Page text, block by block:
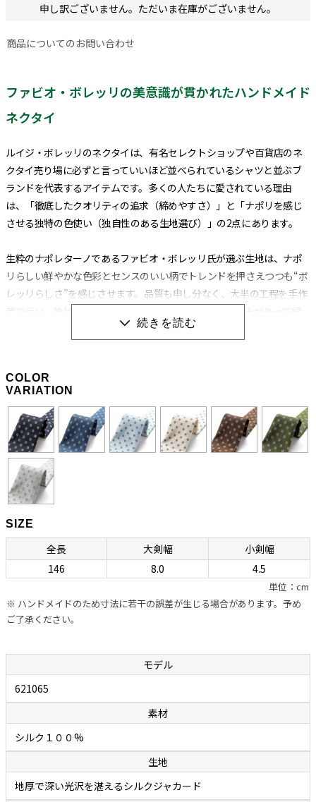
申し訳ございません。ただいま在庫がございません。
商品についてのお問い合わせ
ファビオ・ボレッリの美意識が貫かれたハンドメイド
ネクタイ
ルイジ・ボレッリのネクタイは、有名セレクトショップや百貨店のネ
クタイ売り場に必ずと言っていいほど並べられているシャツと並ぶブ
ランドを代表するアイテムです。多くの人たちに愛されている理由
は、「徹底したクオリティの追求（締めやすさ）」と「ナポリを感じ
させる独特の色使い（独自性のある生地選び）」の2点にあります。
生粋のナポレターノであるファビオ・ボレッリ氏が選ぶ生地は、ナポ
リらしい鮮やかな色彩とセンスのいい柄でトレンドを押さえつつも“ボ
レッリらしさ”を感じさせます。品質も申し分なく、大半の工程を手作
めやすく、やわらかいのに緩まないネクタイに仕上げられています。
クタイを形作る重要な要素です。
職人の手作業と独特の縫製法によって生み出される
「極上の締め心地」
ネクタイの良し悪しを左右する“作り”ですが、ボレッリの品なので全
幅の信頼が置けます。自社のシャツに合わせるためのネクタイを用意
しているカミチェリアは少なくありませんが、他社に外注していると
ころが多いのが事実。それに対しボレッリでは、ネクタイ専門の職人
を抱え、型紙の作成から生地の裁断・縫製に至るまで、すべてをイタリ
アの自社工場で行っています。世界中で称賛されているハンドメイド
シャツと同様に、ハンドフィニッシュによって“遊び”が作られたボレ
ッリのネクタイは、膨らみがあって締めやすく、やわらかいのに緩み
ません。ファッション業界関係者の間でも評判で、ネクタイはボレッ
余談ですが、ボレッリのネクタイの締めやすさは「独特の縫製法」に
秘密があります。通常ネクタイの縫製は、ネクタイを横や斜めに置い
て縫い合わせていくのですが、ボレッリでは縦に置いて真ん中を縫い
合わせていく繊細で難しい作業を行っています。この独特の縫製法と
アイロンワークによって、膨らみがあって締めやすいネクタイが作り出
COLOR
VARIATION
SIZE
全長 大剣幅
小剣幅
146
8.0 4.5
単位：cm
※ ハンドメイドのため寸法に若干の誤差が生じる場合があります。予め
ご了承ください。
モデル
621065
素材
シルク１００%
生地
地厚で深い光沢を湛えるシルクジャカード